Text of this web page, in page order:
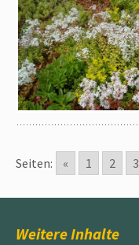
Seiten: « 1 2 3
Weitere Inhalte